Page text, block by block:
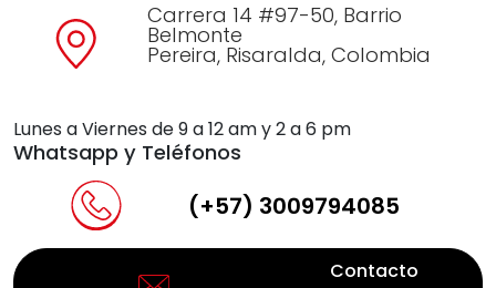
Carrera 14 #97-50, Barrio
Belmonte
Pereira, Risaralda, Colombia
Lunes a Viernes de 9 a 12 am y 2 a 6 pm
Whatsapp y Teléfonos
(+57) 3009794085
Contacto